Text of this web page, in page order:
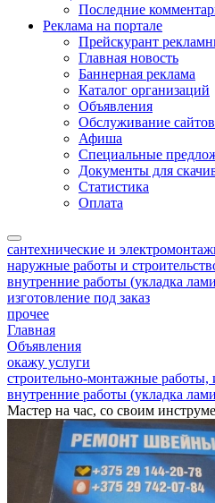
Последние
Реклама на портале
Прейскурант
Главная новость
Баннерная реклама
Каталог организаций
Объявления
Обслуживание сайтов
Афиша
Специальные
Документы для
Статистика
Оплата
сантехнические и
наружные работы и
внутренние работы (укладка
изготовление под заказ
прочее
Главная
Объявления
окажу услуги
строительно-монтажные работы,
внутренние работы (укладка
Мастер на час, со своим